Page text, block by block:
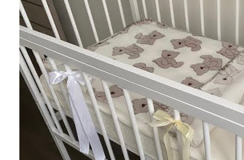
О нас
Услуги